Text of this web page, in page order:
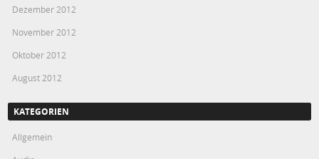
Dezember 2012
November 2012
Oktober 2012
August 2012
KATEGORIEN
Allgemein